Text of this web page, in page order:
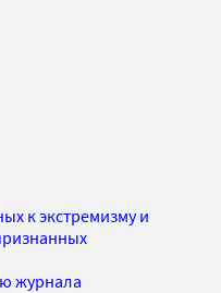
к экстремизму и
журнала